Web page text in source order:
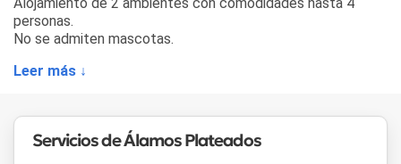
personas.
No se admiten mascotas.
Leer más ↓
Servicios de Álamos Plateados